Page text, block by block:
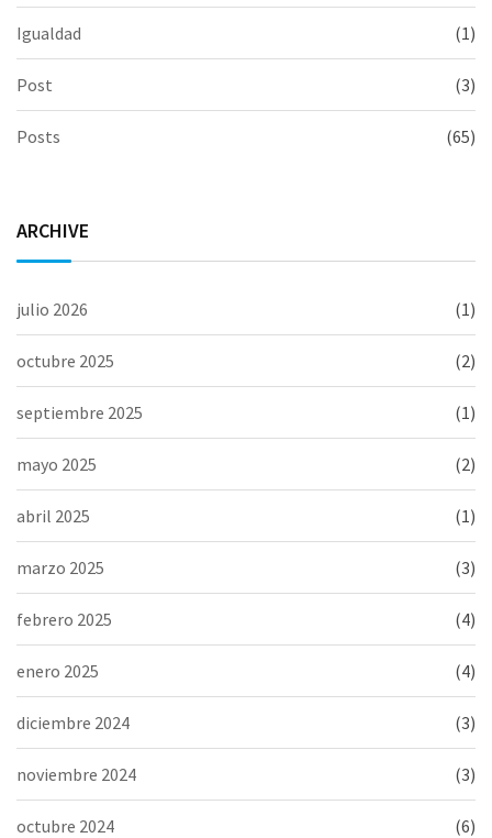
Igualdad (1)
Post (3)
Posts (65)
ARCHIVE
julio 2026 (1)
octubre 2025 (2)
septiembre 2025 (1)
mayo 2025 (2)
abril 2025 (1)
marzo 2025 (3)
febrero 2025 (4)
enero 2025 (4)
diciembre 2024 (3)
noviembre 2024 (3)
octubre 2024 (6)